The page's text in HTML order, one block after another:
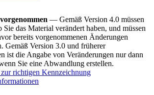
— Gemäß Version 4.0 müssen
Sie das Material verändert haben, und müssen
bereits vorgenommenen Änderungen
Gemäß Version 3.0 und früherer
ist die Angabe von Veränderungen nur dann
Sie eine Abwandlung erstellen.
richtigen Kennzeichnung